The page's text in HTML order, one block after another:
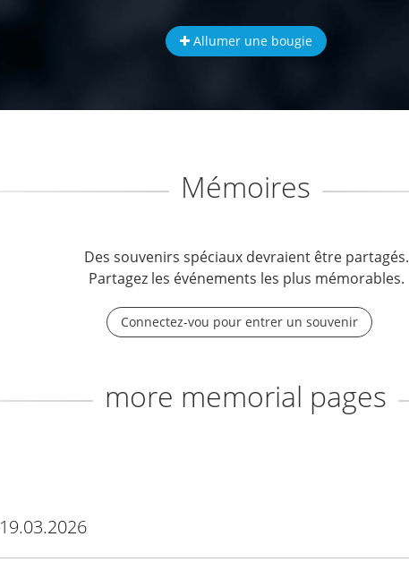
Allumer une bougie
Mémoires
Des souvenirs spéciaux devraient être partagés.
Partagez les événements les plus mémorables.
Connectez-vou pour entrer un souvenir
more memorial pages
19.03.2026